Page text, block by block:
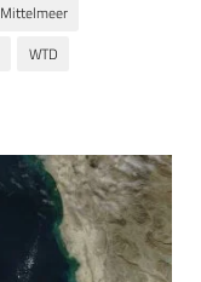
Mittelmeer
WTD